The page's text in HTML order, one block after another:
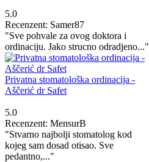
5.0
Recenzent: Samer87
"Sve pohvale za ovog doktora i
ordinaciju. Jako strucno odradjeno..."
Privatna stomatološka ordinacija -
Aščerić dr Safet
5.0
Recenzent: MensurB
"Stvarno najbolji stomatolog kod
kojeg sam dosad otisao. Sve
pedantno,..."